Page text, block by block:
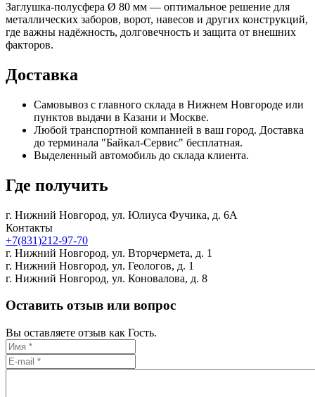
Заглушка-полусфера Ø 80 мм — оптимальное решение для
металлических заборов, ворот, навесов и других конструкций,
где важны надёжность, долговечность и защита от внешних
факторов.
Доставка
Самовывоз с главного склада в Нижнем Новгороде или
пунктов выдачи в Казани и Москве.
Любой транспортной компанией в ваш город. Доставка
до терминала "Байкал-Сервис" бесплатная.
Выделенный автомобиль до склада клиента.
Где получить
г. Нижний Новгород, ул. Юлиуса Фучика, д. 6А
Контакты
+7(831)212-97-70
г. Нижний Новгород, ул. Вторчермета, д. 1
г. Нижний Новгород, ул. Геологов, д. 1
г. Нижний Новгород, ул. Коновалова, д. 8
Оставить отзыв или вопрос
Вы оставляете отзыв как Гость.